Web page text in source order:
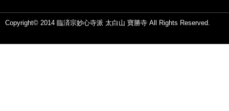
Copyright© 2014 臨済宗妙心寺派 太白山 寶勝寺 All Rights Reserved.